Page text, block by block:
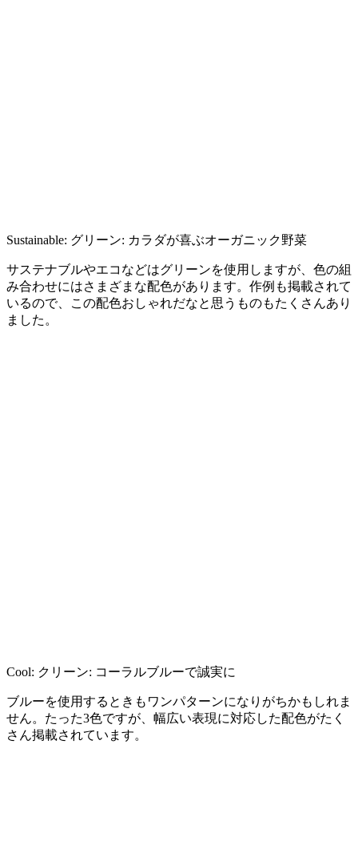
Sustainable: グリーン: カラダが喜ぶオーガニック野菜
サステナブルやエコなどはグリーンを使用しますが、色の組
み合わせにはさまざまな配色があります。作例も掲載されて
いるので、この配色おしゃれだなと思うものもたくさんあり
ました。
Cool: クリーン: コーラルブルーで誠実に
ブルーを使用するときもワンパターンになりがちかもしれま
せん。たった3色ですが、幅広い表現に対応した配色がたく
さん掲載されています。